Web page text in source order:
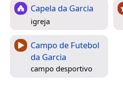
Capela da Garcia
igreja
Campo de Futebol
da Garcia
campo desportivo